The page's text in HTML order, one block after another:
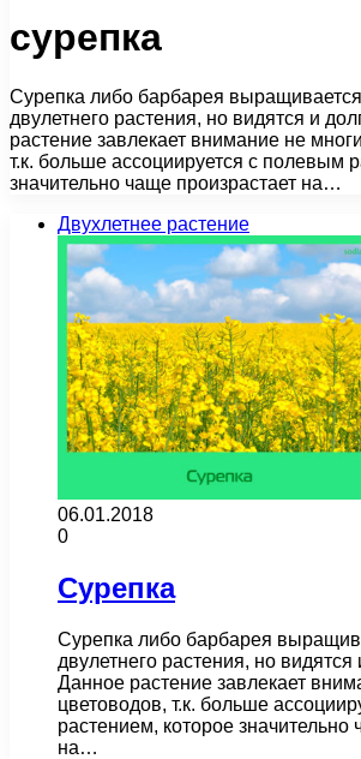
сурепка
Сурепка либо барбарея выращивается
двулетнего растения, но видятся и
растение завлекает внимание не
т.к. больше ассоциируется с полевым
значительно чаще произрастает на…
Двухлетнее растение
06.01.2018
0
Сурепка
Сурепка либо барбарея
двулетнего растения, но
Данное растение завлекает
цветоводов, т.к. больше
растением, которое значительно
на…